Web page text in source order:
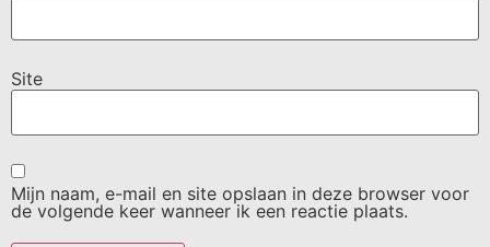
Site
Mijn naam, e-mail en site opslaan in deze browser voor
de volgende keer wanneer ik een reactie plaats.